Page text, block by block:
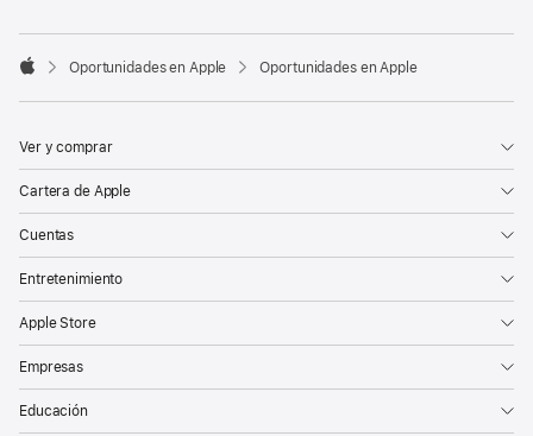

Oportunidades en Apple Oportunidades en Apple
Ver y comprar
Cartera de Apple
Cuentas
Entretenimiento
Apple Store
Empresas
Educación